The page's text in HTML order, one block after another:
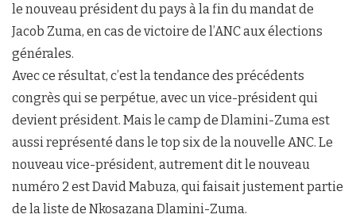
le nouveau président du pays à la fin du mandat de
Jacob Zuma, en cas de victoire de l’ANC aux élections
générales.
Avec ce résultat, c’est la tendance des précédents
congrès qui se perpétue, avec un vice-président qui
devient président. Mais le camp de Dlamini-Zuma est
aussi représenté dans le top six de la nouvelle ANC. Le
nouveau vice-président, autrement dit le nouveau
numéro 2 est David Mabuza, qui faisait justement partie
de la liste de Nkosazana Dlamini-Zuma.